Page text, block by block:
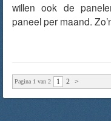
willen ook de
paneel per maand.
Pagina 1 van 2 1 2 >